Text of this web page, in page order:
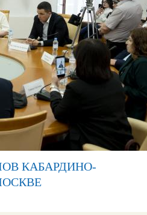
КАБАРДИНО-